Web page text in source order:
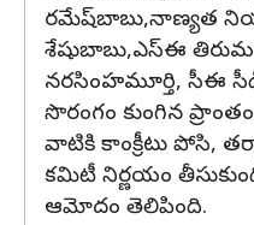
రమేష్‌బాబు,నాణ్యత
శేషుబాబు,ఎస్‌ఈ
నరసింహమూర్తి, సీఈ
సొరంగం కుంగిన
వాటికి కాంక్రీటు పోసి,
కమిటీ నిర్ణయం
ఆమోదం తెలిపింది.